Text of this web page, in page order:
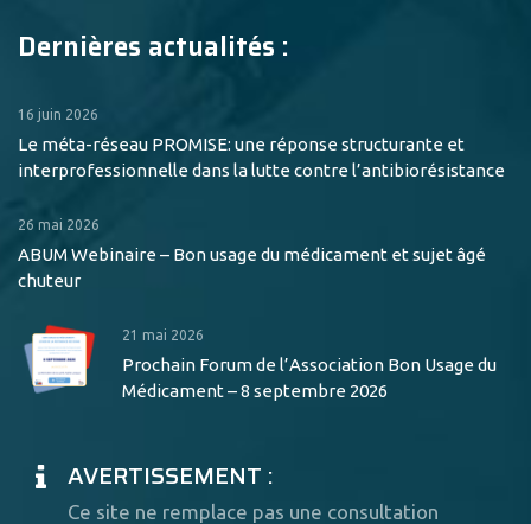
Dernières actualités :
16 juin 2026
Le méta-réseau PROMISE: une réponse structurante et
interprofessionnelle dans la lutte contre l’antibiorésistance
26 mai 2026
ABUM Webinaire – Bon usage du médicament et sujet âgé
chuteur
21 mai 2026
Prochain Forum de l’Association Bon Usage du
Médicament – 8 septembre 2026
AVERTISSEMENT :
Ce site ne remplace pas une consultation